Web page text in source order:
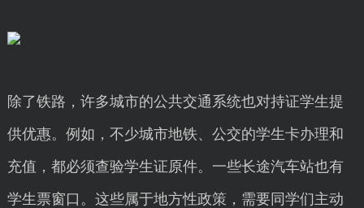
除了铁路，许多城市的公共交通系统也对持证学生提
供优惠。例如，不少城市地铁、公交的学生卡办理和
充值，都必须查验学生证原件。一些长途汽车站也有
学生票窗口。这些属于地方性政策，需要同学们主动